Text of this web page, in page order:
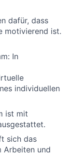
dafür, dass
motivierend ist.
In
individuellen
ist mit
sich das
Arbeiten und